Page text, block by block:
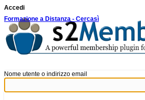
Accedi
Formazione a Distanza - Cercasì
Nome utente o indirizzo email